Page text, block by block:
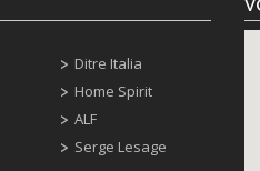
Ditre Italia
Home Spirit
ALF
Serge Lesage